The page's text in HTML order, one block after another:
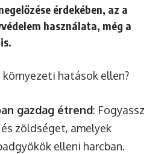
érdekében, az a
használata, még a
hatások ellen?
gazdag étrend: Fogyassz
zöldséget, amelyek
elleni harcban.